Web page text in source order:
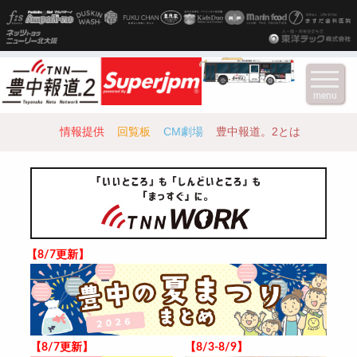
情報提供 回覧板 CM劇場 豊中報道。2とは
【8/7更新】
【8/7更新】 【8/3-8/9】
menu